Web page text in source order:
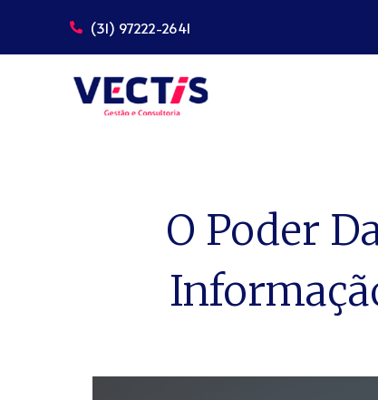
(31) 97222-2641
O Poder